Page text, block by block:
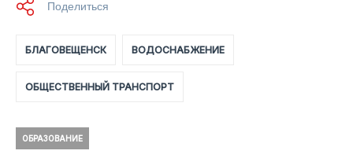
БЛАГОВЕЩЕНСК ВОДОСНАБЖЕНИЕ
ОБЩЕСТВЕННЫЙ ТРАНСПОРТ
ОБРАЗОВАНИЕ